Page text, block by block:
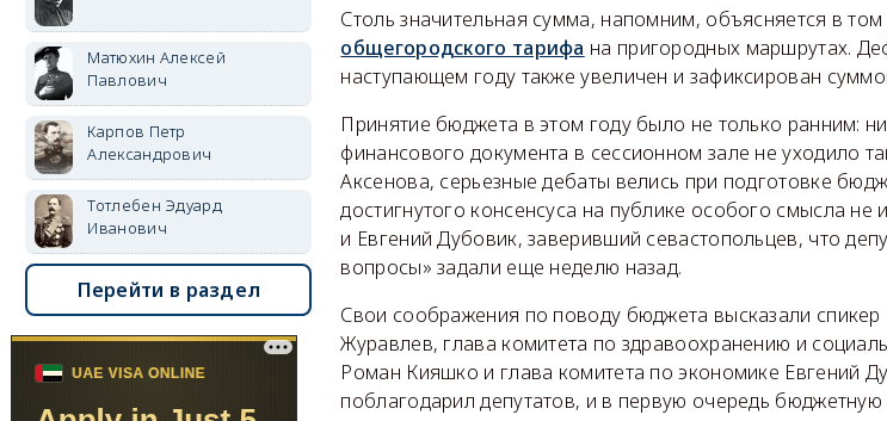
Столь значительная сумма, напомним, объясняется в
общегородского тарифа на пригородных маршрутах.
наступающем году также увеличен и зафиксирован
Принятие бюджета в этом году было не только ранним:
финансового документа в сессионном зале не уходило
Аксенова, серьезные дебаты велись при подготовке
достигнутого консенсуса на публике особого смысла не
и Евгений Дубовик, заверивший севастопольцев, что
вопросы» задали еще неделю назад.
Свои соображения по поводу бюджета высказали
Журавлев, глава комитета по здравоохранению и
Роман Кияшко и глава комитета по экономике Евгений
поблагодарил депутатов, и в первую очередь
Матюхин Алексей
Павлович
Карпов Петр
Александрович
Тотлебен Эдуард
Иванович
Перейти в раздел